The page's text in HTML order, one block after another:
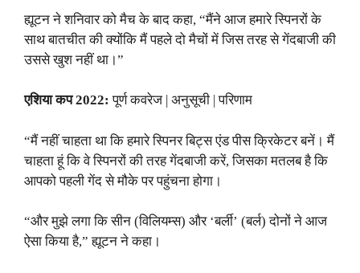
ह्यूटन ने शनिवार को मैच के बाद कहा, “मैंने आज हमारे स्पिनरों के
साथ बातचीत की क्योंकि मैं पहले दो मैचों में जिस तरह से गेंदबाजी की
उससे खुश नहीं था।”
एशिया कप 2022:पूर्ण कवरेज | अनुसूची | परिणाम
“मैं नहीं चाहता था कि हमारे स्पिनर बिट्स एंड पीस क्रिकेटर बनें। मैं
चाहता हूं कि वे स्पिनरों की तरह गेंदबाजी करें, जिसका मतलब है कि
आपको पहली गेंद से मौके पर पहुंचना होगा।
“और मुझे लगा कि सीन (विलियम्स) और ‘बर्ली’ (बर्ल) दोनों ने आज
ऐसा किया है,” ह्यूटन ने कहा।